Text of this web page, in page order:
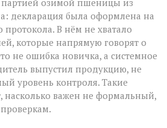
декларация была оформлена на
В нём не хватало
которые напрямую говорят о
не ошибка новичка, а системное
выпустил продукцию, не
уровень контроля. Такие
важен не формальный,